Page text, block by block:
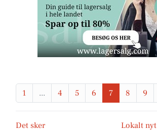
1 ... 4 5 6 7 8 9
Det sker
Lokalt nyt